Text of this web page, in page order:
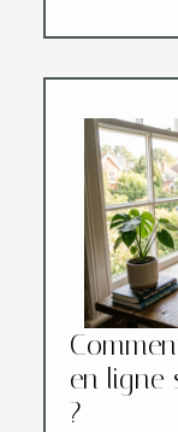
en ligne
?